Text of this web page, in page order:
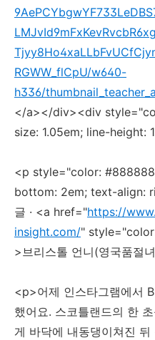
RGWW_flCpU/w640-
h336/
</a></div><div
size: 1.05em; line-height:
<p style="color:
bottom: 2em; text-align:
글 · <a href="https://
insight.com/"
>브리스톨 언니(영국품절
<p>어제 인스타그램에서
했어요. 스코틀랜드의 한
게 바닥에 내동댕이쳐진